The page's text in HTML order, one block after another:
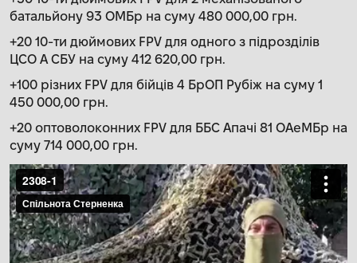
батальйону 93 ОМБр на суму 480 000,00 грн.
+20 10-ти дюймових FPV для одного з підрозділів
ЦСО А СБУ на суму 412 620,00 грн.
+100 різних FPV для бійців 4 БрОП Рубіж на суму 1
450 000,00 грн.
+20 оптоволоконних FPV для ББС Апачі 81 ОАеМБр на
суму 714 000,00 грн.